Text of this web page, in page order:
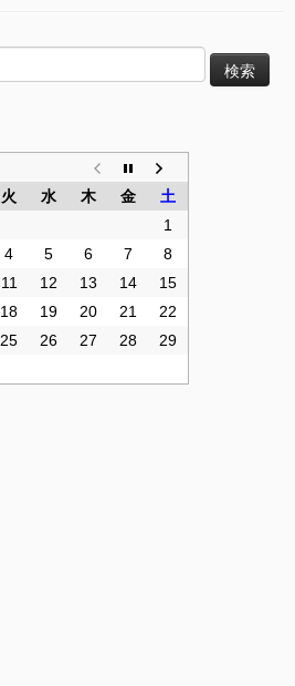
火 水 木 金
土
1
4 5 6 7
8
11 12 13 14
15
18 19 20 21
22
25 26 27 28
29